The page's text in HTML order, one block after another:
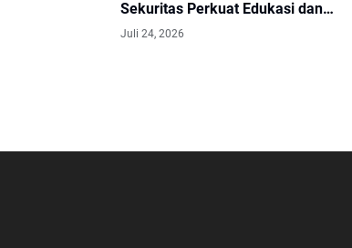
Sekuritas Perkuat Edukasi dan
Layanan Investasi
Juli 24, 2026